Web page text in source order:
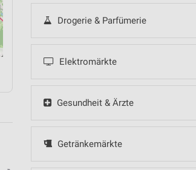
Drogerie & Parfümerie
Elektromärkte
Gesundheit & Ärzte
Getränkemärkte